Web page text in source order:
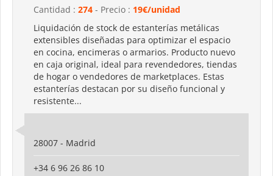
Cantidad : 274 - Precio : 19€/unidad
Liquidación de stock de estanterías metálicas
extensibles diseñadas para optimizar el espacio
en cocina, encimeras o armarios. Producto nuevo
en caja original, ideal para revendedores, tiendas
de hogar o vendedores de marketplaces. Estas
estanterías destacan por su diseño funcional y
resistente...
28007 - Madrid
+34 6 96 26 86 10